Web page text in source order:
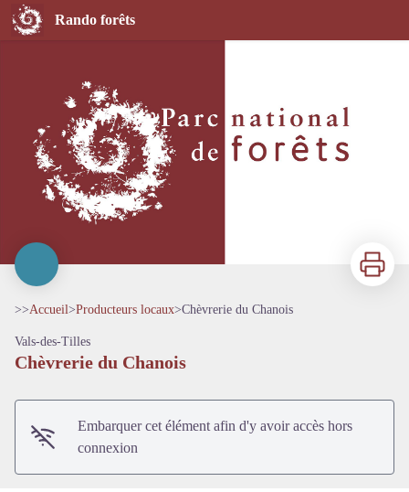
Rando forêts
Chèvrerie du Chanois
Imprimer
>>Accueil>Producteurs locaux>Chèvrerie du Chanois
Vals-des-Tilles
Chèvrerie du Chanois
Embarquer cet élément afin d'y avoir accès hors
connexion